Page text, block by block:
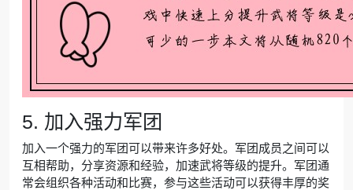
5. 加入强力军团
加入一个强力的军团可以带来许多好处。军团成员之间可以
互相帮助，分享资源和经验，加速武将等级的提升。军团通
常会组织各种活动和比赛，参与这些活动可以获得丰厚的奖